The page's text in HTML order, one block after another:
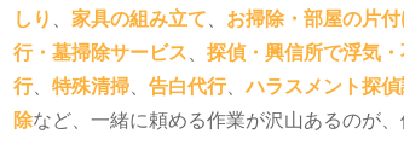
しり 、 家具の組み立て、 お掃除・部屋の片
行・墓掃除サービス、 探偵・興信所で浮気
行、 特殊清掃、 告白代行、ハラスメント探
除など、一緒に頼める作業が沢山あるのが